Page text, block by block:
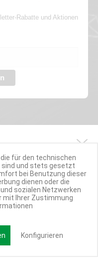
Rabatte und Aktionen
für den technischen
sind und stets gesetzt
bei Benutzung dieser
dienen oder die
sozialen Netzwerken
mit Ihrer Zustimmung
Konfigurieren